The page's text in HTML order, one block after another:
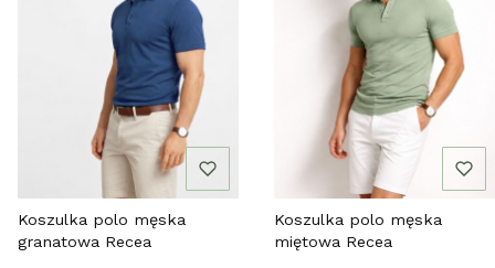
Koszulka polo męska
granatowa Recea
Koszulka polo męska
miętowa Recea